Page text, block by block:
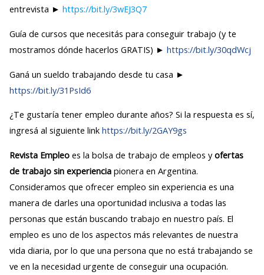
entrevista ► https://bit.ly/3wEJ3Q7
Guía de cursos que necesitás para conseguir trabajo (y te
mostramos dónde hacerlos GRATIS) ► https://bit.ly/30qdWcj
Ganá un sueldo trabajando desde tu casa ►
https://bit.ly/31PsId6
¿Te gustaría tener empleo durante años? Si la respuesta es sí,
ingresá al siguiente link https://bit.ly/2GAY9gs
Revista Empleo es la bolsa de trabajo de empleos yofertas
de trabajo sin experiencia pionera en Argentina.
Consideramos que ofrecer empleo sin experiencia es una
manera de darles una oportunidad inclusiva a todas las
personas que están buscando trabajo en nuestro país. El
empleo es uno de los aspectos más relevantes de nuestra
vida diaria, por lo que una persona que no está trabajando se
ve en la necesidad urgente de conseguir una ocupación.